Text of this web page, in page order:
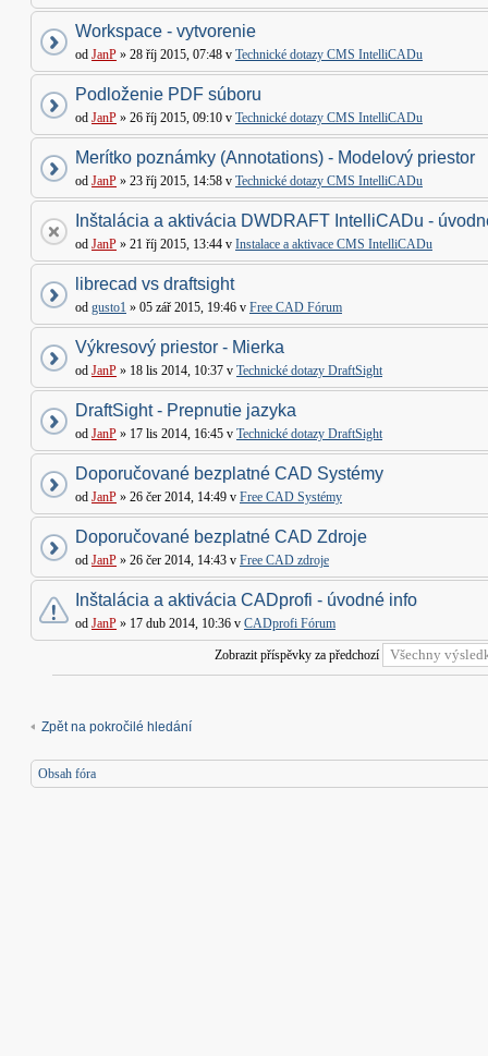
Workspace - vytvorenie
od JanP » 28 říj 2015, 07:48 v Technické dotazy CMS IntelliCADu
Podloženie PDF súboru
od JanP » 26 říj 2015, 09:10 v Technické dotazy CMS IntelliCADu
Merítko poznámky (Annotations) - Modelový priestor
od JanP » 23 říj 2015, 14:58 v Technické dotazy CMS IntelliCADu
Inštalácia a aktivácia DWDRAFT IntelliCADu -
od JanP » 21 říj 2015, 13:44 v Instalace a aktivace CMS IntelliCADu
librecad vs draftsight
od gusto1 » 05 zář 2015, 19:46 v Free CAD Fórum
Výkresový priestor - Mierka
od JanP » 18 lis 2014, 10:37 v Technické dotazy DraftSight
DraftSight - Prepnutie jazyka
od JanP » 17 lis 2014, 16:45 v Technické dotazy DraftSight
Doporučované bezplatné CAD Systémy
od JanP » 26 čer 2014, 14:49 v Free CAD Systémy
Doporučované bezplatné CAD Zdroje
od JanP » 26 čer 2014, 14:43 v Free CAD zdroje
Inštalácia a aktivácia CADprofi - úvodné info
od JanP » 17 dub 2014, 10:36 v CADprofi Fórum
Zobrazit příspěvky za předchozí
Zpět na pokročilé hledání
Obsah fóra